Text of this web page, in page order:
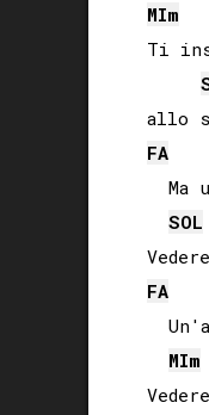
MIm
Ti
allo
FA
Ma
SOL
FA
MIm